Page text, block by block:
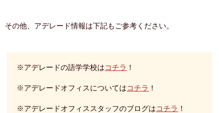
その他、アデレード情報は下記もご参考ください。
※アデレードの語学学校はコチラ ！
※アデレードオフィスについてはコチラ ！
※アデレードオフィススタッフのブログはコチラ ！